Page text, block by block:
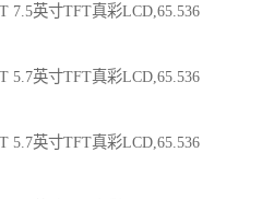
7.5英寸TFT真彩LCD,65.536
5.7英寸TFT真彩LCD,65.536
5.7英寸TFT真彩LCD,65.536